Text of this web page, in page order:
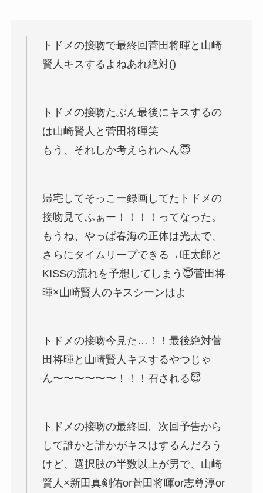
トドメの接吻で最終回菅田将暉と山崎
賢人キスするよねあれ絶対()
トドメの接吻たぶん最後にキスするの
は山崎賢人と菅田将暉笑
もう、それしか考えられへん😇
帰宅してそっこー録画してたトドメの
接吻見てふぁー！！！！ってなった。
もうね、やっぱ春海の正体は光太で、
さらにタイムリープできる→旺太郎と
KISSの流れを予想してしまう😇菅田将
暉×山崎賢人のキスシーンはよ
トドメの接吻今見た…！！最後絶対菅
田将暉と山崎賢人キスするやつじゃ
ん〜〜〜〜〜〜！！！召される😇
トドメの接吻の最終回。次回予告から
して誰かと誰かがキスはするんだろう
けど、選択肢の半数以上が男で、山崎
賢人×新田真剣佑or菅田将暉or志尊淳or